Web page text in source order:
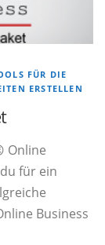
FÜR DIE
ERSTELLEN
Online
für ein
Business